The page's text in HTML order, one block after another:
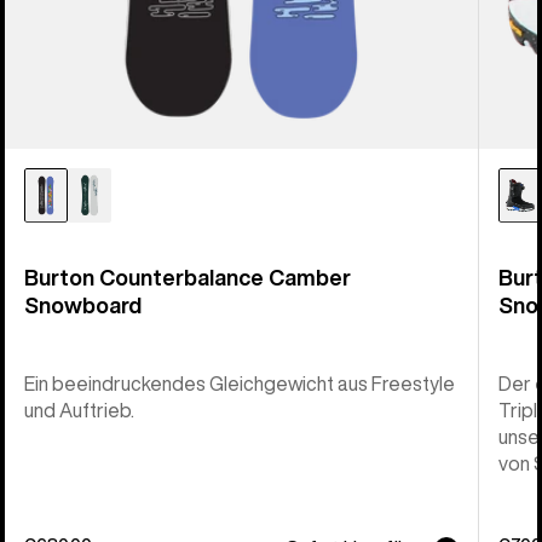
Burton Counterbalance Camber
Snowboard
Ein beeindruckendes Gleichgewicht aus Freestyle
und Auftrieb.
Der
von